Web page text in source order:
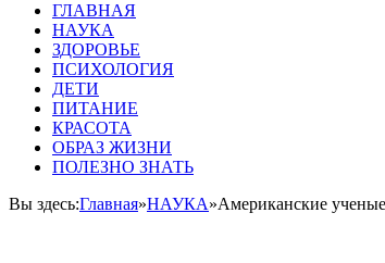
ГЛАВНАЯ
НАУКА
ЗДОРОВЬЕ
ПСИХОЛОГИЯ
ДЕТИ
ПИТАНИЕ
КРАСОТА
ОБРАЗ ЖИЗНИ
ПОЛЕЗНО ЗНАТЬ
Вы здесь:Главная»НАУКА»Американские